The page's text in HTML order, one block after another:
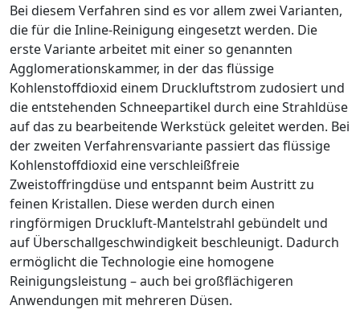
Bei diesem Verfahren sind es vor allem zwei Varianten,
die für die Inline-Reinigung eingesetzt werden. Die
erste Variante arbeitet mit einer so genannten
Agglomerationskammer, in der das flüssige
Kohlenstoffdioxid einem Druckluftstrom zudosiert und
die entstehenden Schneepartikel durch eine Strahldüse
auf das zu bearbeitende Werkstück geleitet werden. Bei
der zweiten Verfahrensvariante passiert das flüssige
Kohlenstoffdioxid eine verschleißfreie
Zweistoffringdüse und entspannt beim Austritt zu
feinen Kristallen. Diese werden durch einen
ringförmigen Druckluft-Mantelstrahl gebündelt und
auf Überschallgeschwindigkeit beschleunigt. Dadurch
ermöglicht die Technologie eine homogene
Reinigungsleistung – auch bei großflächigeren
Anwendungen mit mehreren Düsen.